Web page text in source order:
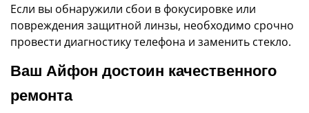
Если вы обнаружили сбои в фокусировке или
повреждения защитной линзы, необходимо срочно
провести диагностику телефона и заменить стекло.
Ваш Айфон достоин качественного
ремонта